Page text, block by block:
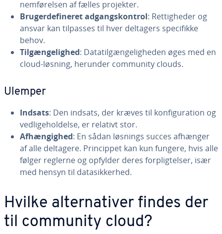
nem­fø­rel­sen af fælles projekter.
Bru­ger­de­fi­ne­ret ad­gangs­kon­trol: Ret­tig­he­der og
ansvar kan tilpasses til hver deltagers spe­ci­fik­ke
behov.
Til­gæn­ge­lig­hed: Da­ta­til­gæn­ge­lig­he­den øges med en
cloud-løsning, herunder community clouds.
Ulemper
Indsats: Den indsats, der kræves til kon­fi­gu­ra­tion og
ved­li­ge­hol­del­se, er relativt stor.
Af­hæn­gig­hed: En sådan løsnings succes afhænger
af alle deltagere. Prin­cip­pet kan kun fungere, hvis alle
følger reglerne og opfylder deres for­plig­tel­ser, især
med hensyn til da­ta­sik­ker­hed.
Hvilke al­ter­na­ti­ver findes der
til community cloud?